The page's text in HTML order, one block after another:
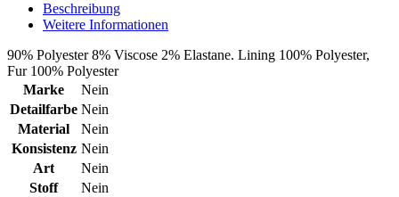
Beschreibung
Weitere Informationen
90% Polyester 8% Viscose 2% Elastane. Lining 100% Polyester,
Fur 100% Polyester
Marke
Nein
Detailfarbe Nein
Material
Nein
Konsistenz Nein
Art
Nein
Stoff
Nein